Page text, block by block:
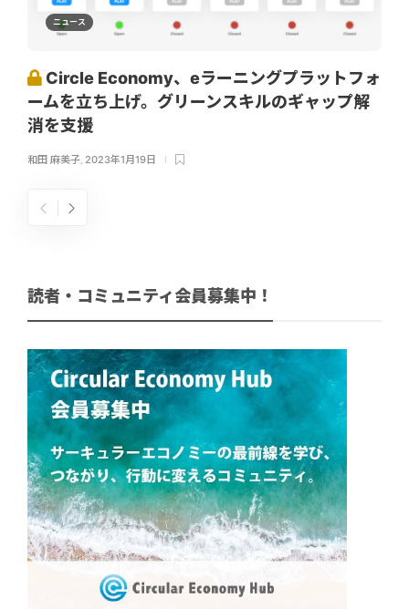
ニュース
Circle Economy、eラーニングプラットフォ
ームを立ち上げ。グリーンスキルのギャップ解
消を支援
和田 麻美子, 2023年1月19日
読者・コミュニティ会員募集中！